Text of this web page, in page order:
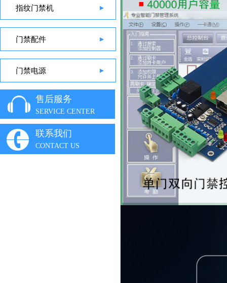
指纹门禁机
门禁配件
门禁电源
售后服务
SERVICE CENTER
联系我们
CONTACT US